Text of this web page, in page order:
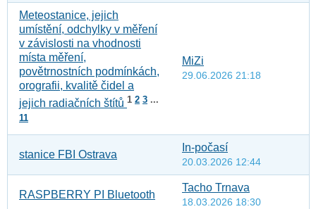
Meteostanice, jejich
umístění, odchylky v měření
v závislosti na vhodnosti
místa měření,
povětrnostních podmínkách,
orografii, kvalitě čidel a
jejich radiačních štítů 1 2 3 ...
11
MiZi
29.06.2026 21:18
stanice FBI Ostrava
In-počasí
20.03.2026 12:44
RASPBERRY PI Bluetooth
Tacho Trnava
18.03.2026 18:30